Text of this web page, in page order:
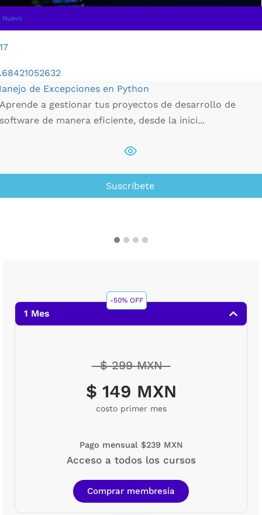
Nuevo
de Excepciones en Python
Aprende a gestionar tus proyectos de desarrollo de
software de manera eficiente, desde la inici...
Suscríbete
-50% OFF
1 Mes
$ 299 MXN
$ 149 MXN
costo primer mes
Pago mensual $239 MXN
Acceso a todos los cursos
Comprar membresía